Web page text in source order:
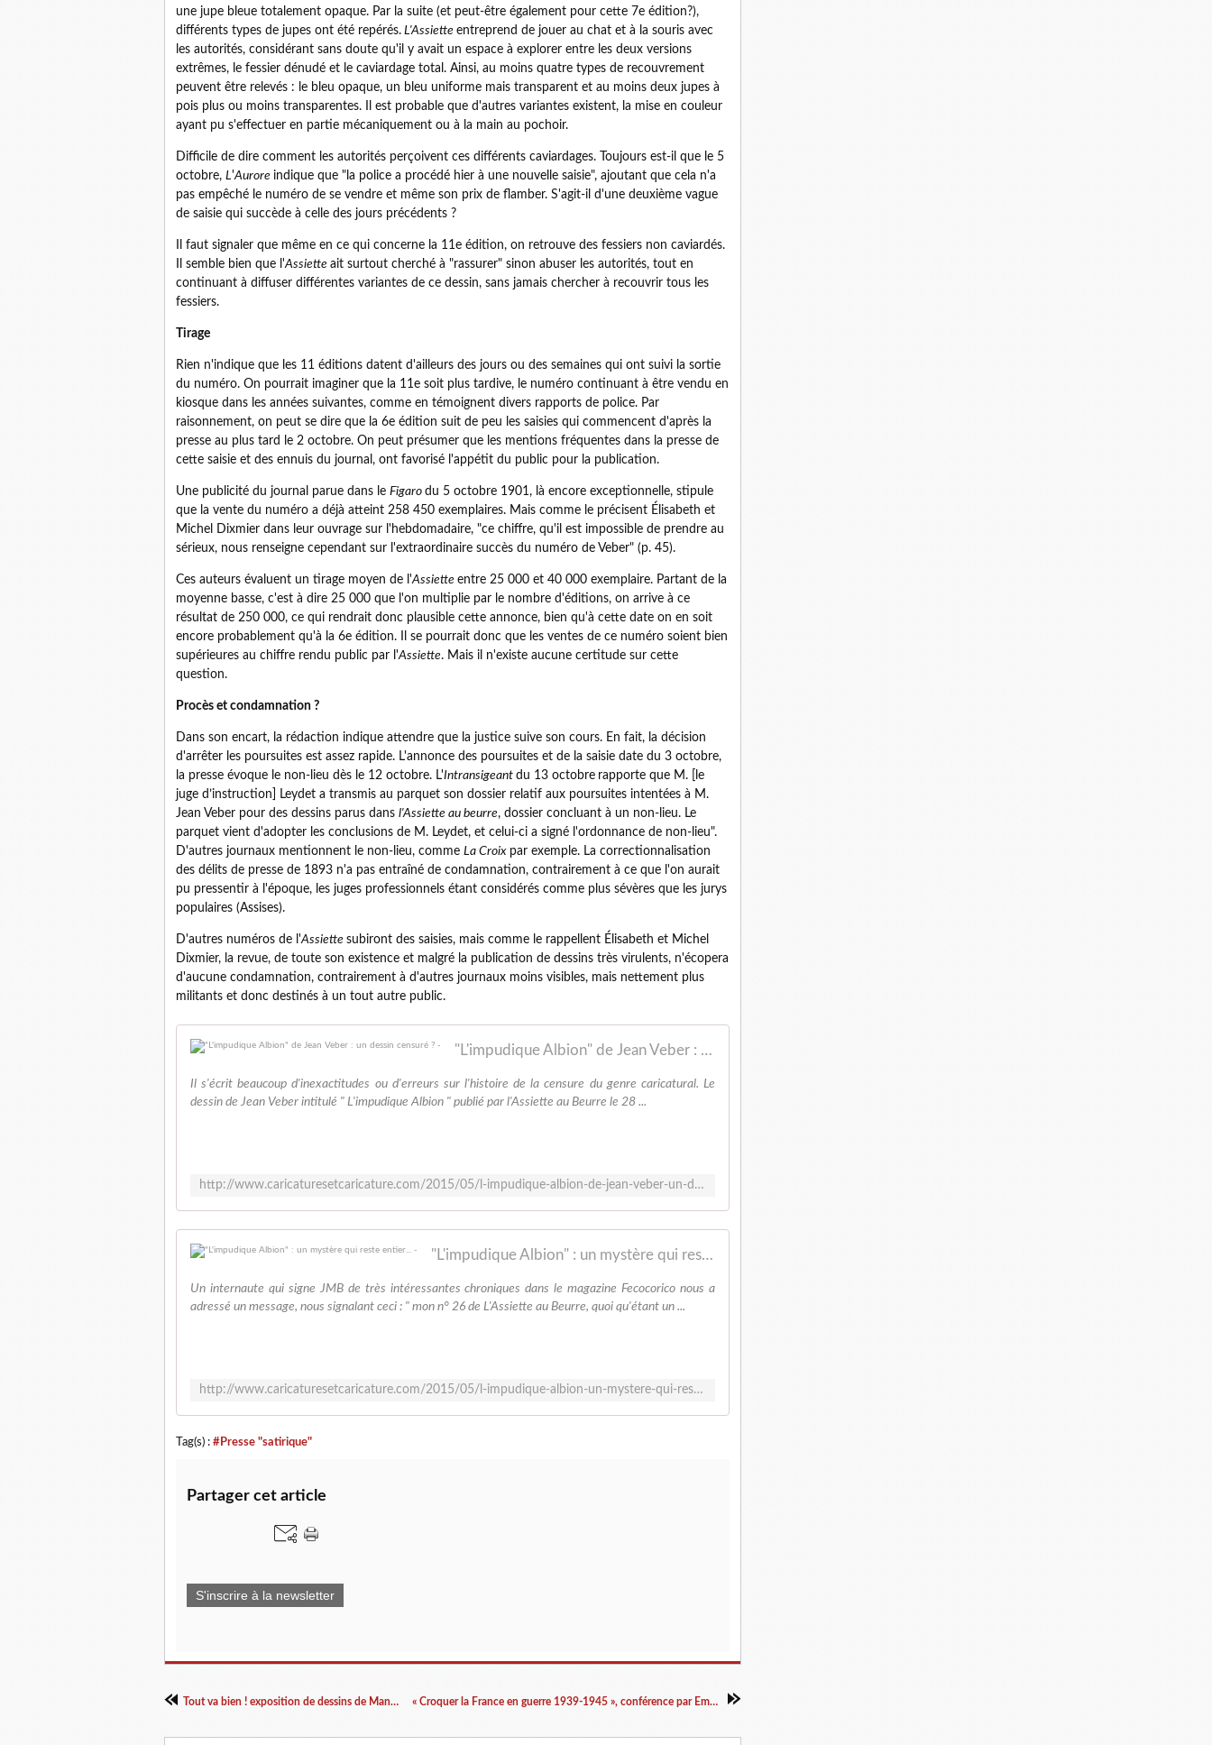
une jupe bleue totalement opaque. Par la suite (et peut-être également pour cette 7e édition?),
différents types de jupes ont été repérés. L'Assiette entreprend de jouer au chat et à la souris avec
les autorités, considérant sans doute qu'il y avait un espace à explorer entre les deux versions
extrêmes, le fessier dénudé et le caviardage total. Ainsi, au moins quatre types de recouvrement
peuvent être relevés : le bleu opaque, un bleu uniforme mais transparent et au moins deux jupes à
pois plus ou moins transparentes. Il est probable que d'autres variantes existent, la mise en couleur
ayant pu s'effectuer en partie mécaniquement ou à la main au pochoir.
Difficile de dire comment les autorités perçoivent ces différents caviardages. Toujours est-il que le 5
octobre, L'Aurore indique que "la police a procédé hier à une nouvelle saisie", ajoutant que cela n'a
pas empêché le numéro de se vendre et même son prix de flamber. S'agit-il d'une deuxième vague
de saisie qui succède à celle des jours précédents ?
Il faut signaler que même en ce qui concerne la 11e édition, on retrouve des fessiers non caviardés.
Il semble bien que l'Assiette ait surtout cherché à "rassurer" sinon abuser les autorités, tout en
continuant à diffuser différentes variantes de ce dessin, sans jamais chercher à recouvrir tous les
fessiers.
Tirage
Rien n'indique que les 11 éditions datent d'ailleurs des jours ou des semaines qui ont suivi la sortie
du numéro. On pourrait imaginer que la 11e soit plus tardive, le numéro continuant à être vendu en
kiosque dans les années suivantes, comme en témoignent divers rapports de police. Par
raisonnement, on peut se dire que la 6e édition suit de peu les saisies qui commencent d'après la
presse au plus tard le 2 octobre. On peut présumer que les mentions fréquentes dans la presse de
cette saisie et des ennuis du journal, ont favorisé l'appétit du public pour la publication.
Une publicité du journal parue dans le Figaro du 5 octobre 1901, là encore exceptionnelle, stipule
que la vente du numéro a déjà atteint 258 450 exemplaires. Mais comme le précisent Élisabeth et
Michel Dixmier dans leur ouvrage sur l'hebdomadaire, "ce chiffre, qu'il est impossible de prendre au
sérieux, nous renseigne cependant sur l'extraordinaire succès du numéro de Veber" (p. 45).
Ces auteurs évaluent un tirage moyen de l'Assiette entre 25 000 et 40 000 exemplaire. Partant de la
moyenne basse, c'est à dire 25 000 que l'on multiplie par le nombre d'éditions, on arrive à ce
résultat de 250 000, ce qui rendrait donc plausible cette annonce, bien qu'à cette date on en soit
encore probablement qu'à la 6e édition. Il se pourrait donc que les ventes de ce numéro soient bien
supérieures au chiffre rendu public par l'Assiette. Mais il n'existe aucune certitude sur cette
question.
Procès et condamnation ?
Dans son encart, la rédaction indique attendre que la justice suive son cours. En fait, la décision
d'arrêter les poursuites est assez rapide. L'annonce des poursuites et de la saisie date du 3 octobre,
la presse évoque le non-lieu dès le 12 octobre. L'Intransigeant du 13 octobre rapporte que M. [le
juge d’instruction] Leydet a transmis au parquet son dossier relatif aux poursuites intentées à M.
Jean Veber pour des dessins parus dans l'Assiette au beurre, dossier concluant à un non-lieu. Le
parquet vient d'adopter les conclusions de M. Leydet, et celui-ci a signé l'ordonnance de non-lieu".
D'autres journaux mentionnent le non-lieu, comme La Croix par exemple. La correctionnalisation
des délits de presse de 1893 n'a pas entraîné de condamnation, contrairement à ce que l'on aurait
pu pressentir à l'époque, les juges professionnels étant considérés comme plus sévères que les jurys
populaires (Assises).
D'autres numéros de l'Assiette subiront des saisies, mais comme le rappellent Élisabeth et Michel
Dixmier, la revue, de toute son existence et malgré la publication de dessins très virulents, n'écopera
d'aucune condamnation, contrairement à d'autres journaux moins visibles, mais nettement plus
militants et donc destinés à un tout autre public.
"L'impudique Albion" de Jean Veber : un dessin censuré ? -
Il s'écrit beaucoup d'inexactitudes ou d'erreurs sur l'histoire de la censure du genre caricatural. Le
dessin de Jean Veber intitulé " L'impudique Albion " publié par l'Assiette au Beurre le 28 ...
http://www.caricaturesetcaricature.com/2015/05/l-impudique-albion-de-jean-veber-un-dessin-censure.html
"L'impudique Albion" : un mystère qui reste entier... -
Un internaute qui signe JMB de très intéressantes chroniques dans le magazine Fecocorico nous a
adressé un message, nous signalant ceci : " mon n° 26 de L'Assiette au Beurre, quoi qu'étant un ...
http://www.caricaturesetcaricature.com/2015/05/l-impudique-albion-un-mystere-qui-reste-entier.html
Tag(s) : #Presse "satirique"
Partager cet article
S'inscrire à la newsletter
Tout va bien ! exposition de dessins de Mana Neyestani « Croquer la France en guerre 1939-1945 », conférence par Emmanuel Thiebot